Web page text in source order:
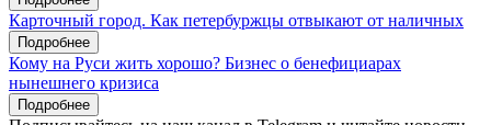
Карточный город. Как петербуржцы отвыкают от наличных
Подробнее
Кому на Руси жить хорошо? Бизнес о бенефициарах
нынешнего кризиса
Подробнее